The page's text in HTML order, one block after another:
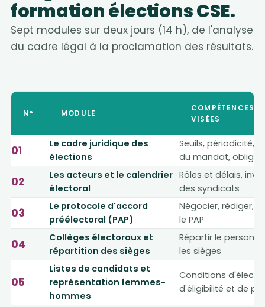
formation élections CSE.
Sept modules sur deux jours (14 h), de l'analyse
du cadre légal à la proclamation des résultats.
N° MODULE
COMPÉTENCES
VISÉES
01
Le cadre juridique des
élections
Seuils, périodicité,
du mandat,
02
Les acteurs et le calendrier
électoral
Rôles et délais,
des syndicats
03
Le protocole d'accord
préélectoral (PAP)
Négocier, rédiger,
le PAP
04
Collèges électoraux et
répartition des sièges
Répartir le
les sièges
05
Listes de candidats et
représentation femmes-
hommes
Conditions
d'éligibilité et de